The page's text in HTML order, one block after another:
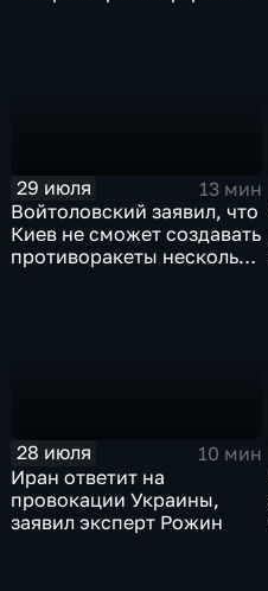
29 июля
13 мин
Войтоловский заявил, что
Киев не сможет создавать
противоракеты несколько
28 июля
10 мин
Иран ответит на
провокации Украины,
заявил эксперт Рожин